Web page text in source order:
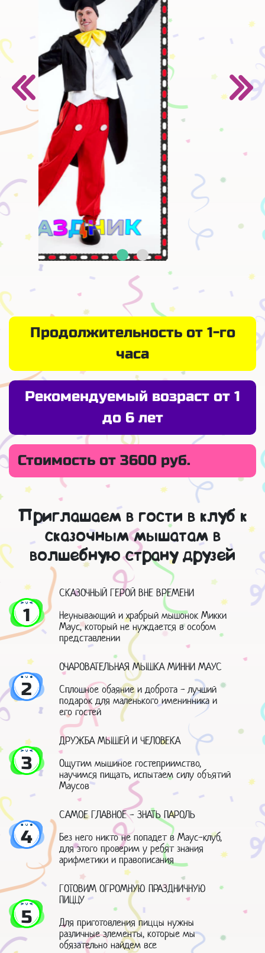
Продолжительность от 1-го
часа
Рекомендуемый возраст от 1
до 6 лет
Стоимость от 3600 руб.
Приглашаем в гости в клуб к
сказочным мышатам в
волшебную страну друзей
1
СКАЗОЧНЫЙ ГЕРОЙ ВНЕ ВРЕМЕНИ
Неунывающий и храбрый мышонок Микки
Маус, который не нуждается в особом
представлении
2
ОЧАРОВАТЕЛЬНАЯ МЫШКА МИННИ МАУС
Сплошное обаяние и доброта - лучший
подарок для маленького именинника и
его гостей
3
ДРУЖБА МЫШЕЙ И ЧЕЛОВЕКА
Ощутим мышиное гостеприимство,
научимся пищать, испытаем силу объятий
Маусов
4
САМОЕ ГЛАВНОЕ - ЗНАТЬ ПАРОЛЬ
Без него никто не попадет в Маус-клуб,
для этого проверим у ребят знания
арифметики и правописания
5
ГОТОВИМ ОГРОМНУЮ ПРАЗДНИЧНУЮ
ПИЦЦУ
Для приготовления пиццы нужны
различные элементы, которые мы
обязательно найдем все